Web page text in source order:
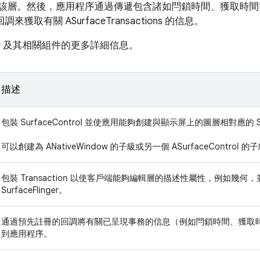
層。然後，應用程序通過傳遞包含諸如閂鎖時間、獲取時
來獲取有關 ASurfaceTransactions 的信息。
其相關組件的更多詳細信息。
描述
包裝 SurfaceControl 並使應用能夠創建與顯示屏上的圖層相對應的
可以創建為 ANativeWindow 的子級或另一個 ASurfaceControl 的子
包裝 Transaction 以使客戶端能夠編輯層的描述性屬性，例如幾何，
SurfaceFlinger。
通過預先註冊的回調將有關已呈現事務的信息（例如閂鎖時間、獲取
到應用程序。